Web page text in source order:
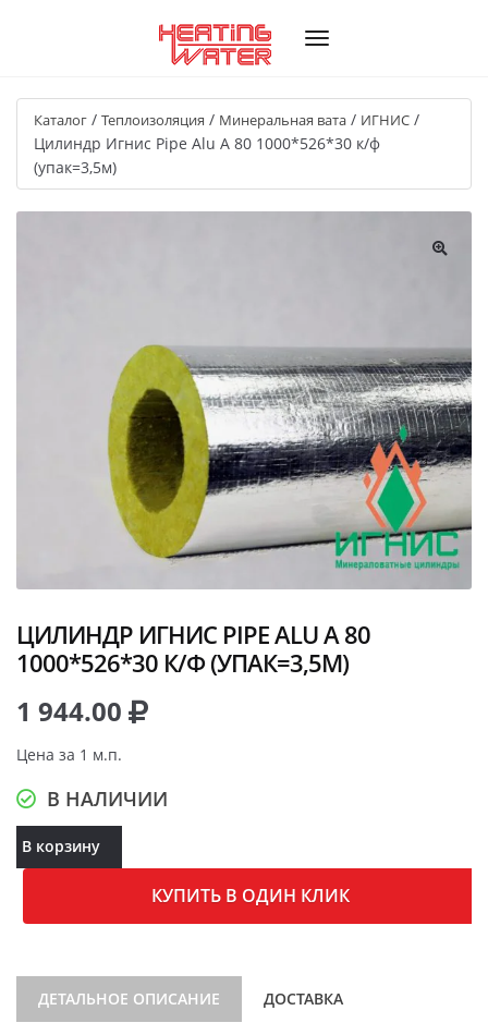
Каталог / Теплоизоляция / Минеральная вата / ИГНИС /
Цилиндр Игнис Pipe Alu A 80 1000*526*30 к/ф
(упак=3,5м)
ЦИЛИНДР ИГНИС PIPE ALU A 80
1000*526*30 К/Ф (УПАК=3,5М)
1 944.00
Цена за 1 м.п.
В НАЛИЧИИ
В корзину
КУПИТЬ В ОДИН КЛИК
ДЕТАЛЬНОЕ ОПИСАНИЕ ДОСТАВКА